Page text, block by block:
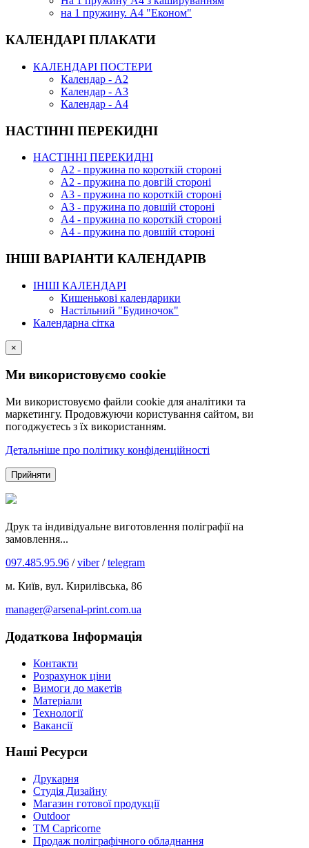
на 1 пружину. А4 "Економ"
КАЛЕНДАРІ ПЛАКАТИ
КАЛЕНДАРІ ПОСТЕРИ
Календар - А2
Календар - А3
Календар - А4
НАСТІННІ ПЕРЕКИДНІ
НАСТІННІ ПЕРЕКИДНІ
А2 - пружина по короткій стороні
А2 - пружина по довгій стороні
А3 - пружина по короткій стороні
А3 - пружина по довшій стороні
А4 - пружина по короткій стороні
А4 - пружина по довшій стороні
ІНШІ ВАРІАНТИ КАЛЕНДАРІВ
ІНШІ КАЛЕНДАРІ
Кишенькові календарики
Настільний "Будиночок"
Календарна сітка
×
Ми використовуємо cookie
Ми використовуємо файли cookie для аналітики та
маркетингу. Продовжуючи користування сайтом, ви
погоджуєтесь з їх використанням.
Детальніше про політику конфіденційності
Прийняти
Друк та індивідуальне виготовлення поліграфії на
замовлення...
097.485.95.96 /viber/telegram
м. Київ, вул. Кирилівська, 86
manager@arsenal-print.com.ua
Додаткова Інформація
Контакти
Розрахунок ціни
Вимоги до макетів
Матеріали
Технології
Вакансії
Наші Ресурси
Друкарня
Студія Дизайну
Магазин готової продукції
Outdoor
TM Capricorne
Продаж поліграфічного обладнання